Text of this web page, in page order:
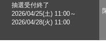
抽選受付終了
2026/04/25(土) 11:00～
2026/04/28(火) 11:00